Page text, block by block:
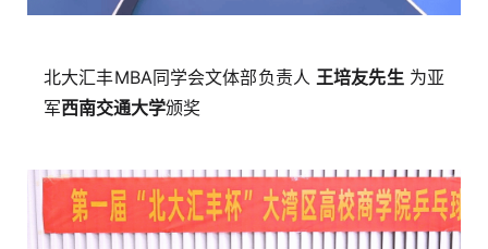
北大汇丰MBA同学会文体部负责人王培友先生为亚
军西南交通大学颁奖